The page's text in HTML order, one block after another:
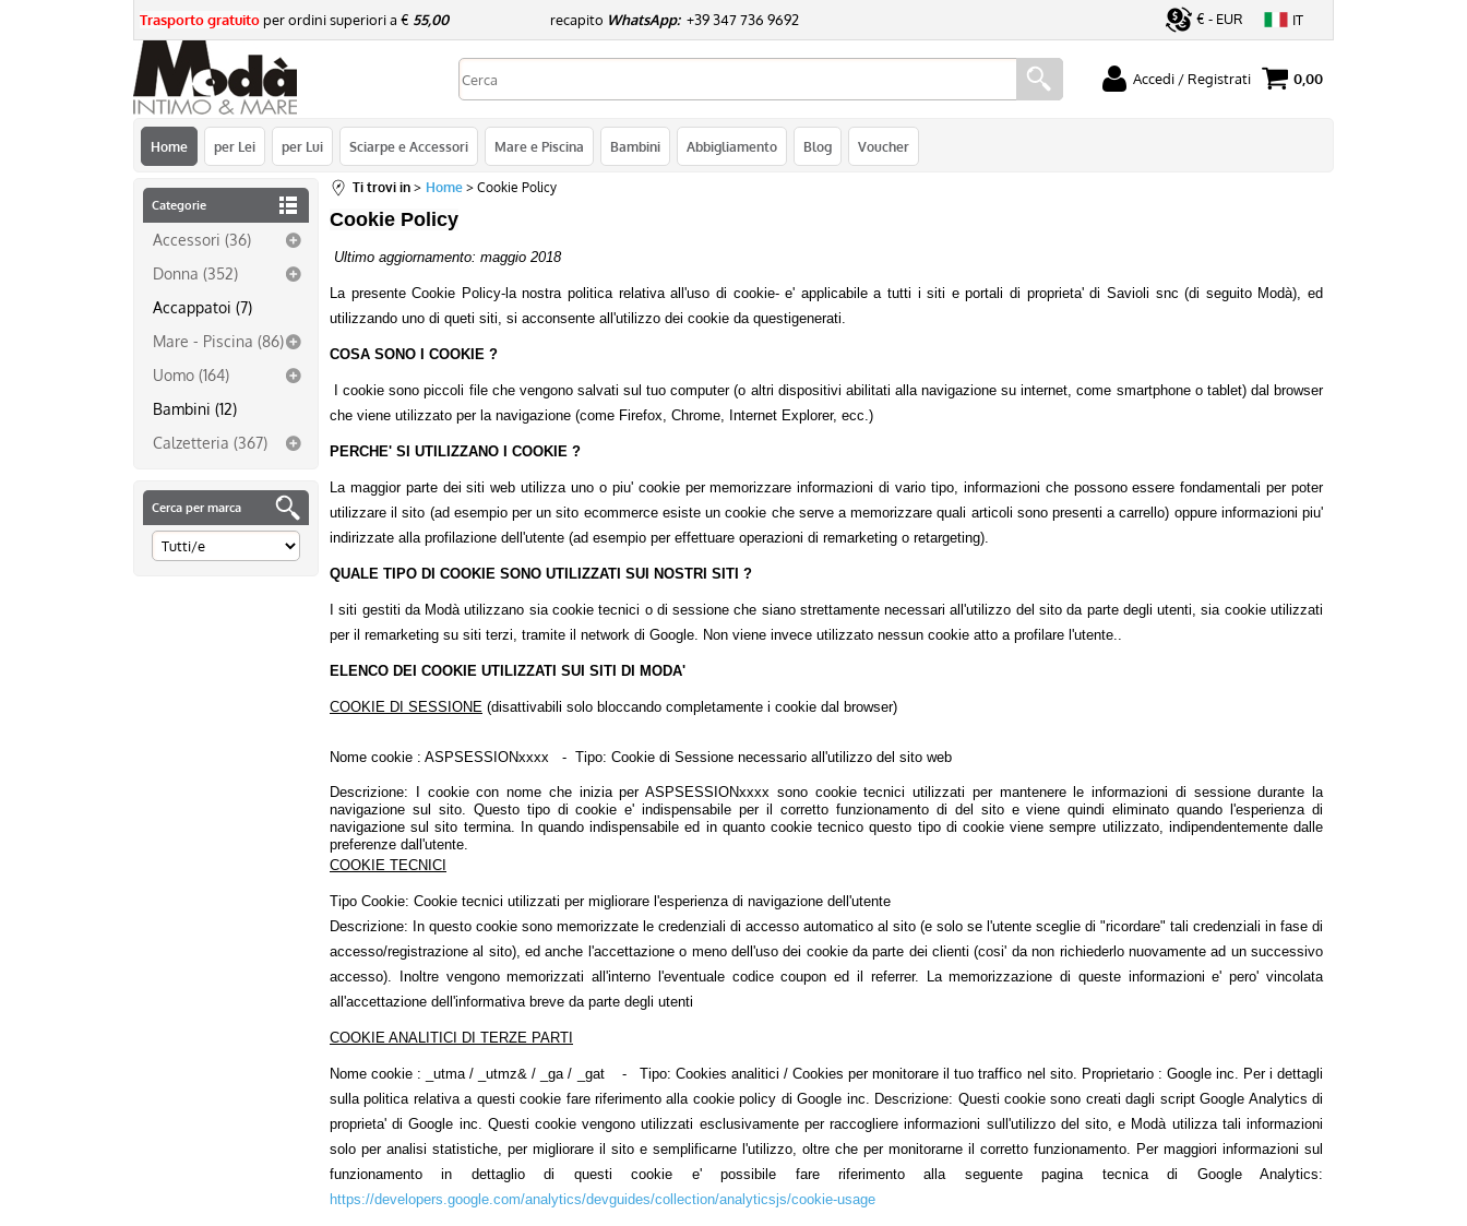
Trasporto gratuito per ordini superiori a € 55,00recapito WhatsApp:+39 347 736 9692 € - EUR IT
Accedi / Registrati
Sono già registrato
Per completare l'ordine inserisci il
Password:
Hai perso la password?
0,00
Home per Lei per Lui Sciarpe e Accessori Mare e Piscina Bambini Abbigliamento Blog Voucher
Categorie
Accessori (36)
Donna (352)
Accappatoi (7)
Mare - Piscina (86)
Uomo (164)
Bambini (12)
Calzetteria (367)
Cerca per marca
Ti trovi in Home Cookie Policy
Cookie Policy
Ultimo aggiornamento: maggio 2018
La presente Cookie Policy-la nostra politica relativa all'uso di cookie- e' applicabile a tutti i siti e portali di proprieta' di Savioli snc (di seguito Modà), ed
utilizzando uno di queti siti, si acconsente all'utilizzo dei cookie da questigenerati.
COSA SONO I COOKIE ?
I cookie sono piccoli file che vengono salvati sul tuo computer (o altri dispositivi abilitati alla navigazione su internet, come smartphone o tablet) dal browser
che viene utilizzato per la navigazione (come Firefox, Chrome, Internet Explorer, ecc.)
PERCHE' SI UTILIZZANO I COOKIE ?
La maggior parte dei siti web utilizza uno o piu' cookie per memorizzare informazioni di vario tipo, informazioni che possono essere fondamentali per poter
utilizzare il sito (ad esempio per un sito ecommerce esiste un cookie che serve a memorizzare quali articoli sono presenti a carrello) oppure informazioni piu'
indirizzate alla profilazione dell'utente (ad esempio per effettuare operazioni di remarketing o retargeting).
QUALE TIPO DI COOKIE SONO UTILIZZATI SUI NOSTRI SITI ?
I siti gestiti da Modà utilizzano sia cookie tecnici o di sessione che siano strettamente necessari all'utilizzo del sito da parte degli utenti, sia cookie utilizzati
per il remarketing su siti terzi, tramite il network di Google. Non viene invece utilizzato nessun cookie atto a profilare l'utente..
ELENCO DEI COOKIE UTILIZZATI SUI SITI DI MODA'
COOKIE DI SESSIONE (disattivabili solo bloccando completamente i cookie dal browser)
Nome cookie : ASPSESSIONxxxx - Tipo: Cookie di Sessione necessario all'utilizzo del sito web
Descrizione: I cookie con nome che inizia per ASPSESSIONxxxx sono cookie tecnici utilizzati per mantenere le informazioni di sessione durante la
navigazione sul sito. Questo tipo di cookie e' indispensabile per il corretto funzionamento di del sito e viene quindi eliminato quando l'esperienza di
navigazione sul sito termina. In quando indispensabile ed in quanto cookie tecnico questo tipo di cookie viene sempre utilizzato, indipendentemente dalle
preferenze dall'utente.
COOKIE TECNICI
Tipo Cookie: Cookie tecnici utilizzati per migliorare l'esperienza di navigazione dell'utente
Descrizione: In questo cookie sono memorizzate le credenziali di accesso automatico al sito (e solo se l'utente sceglie di "ricordare" tali credenziali in fase di
accesso/registrazione al sito), ed anche l'accettazione o meno dell'uso dei cookie da parte dei clienti (cosi' da non richiederlo nuovamente ad un successivo
accesso). Inoltre vengono memorizzati all'interno l'eventuale codice coupon ed il referrer. La memorizzazione di queste informazioni e' pero' vincolata
all'accettazione dell'informativa breve da parte degli utenti
COOKIE ANALITICI DI TERZE PARTI
Nome cookie : _utma / _utmz& / _ga / _gat - Tipo: Cookies analitici / Cookies per monitorare il tuo traffico nel sito. Proprietario : Google inc. Per i dettagli
sulla politica relativa a questi cookie fare riferimento alla cookie policy di Google inc. Descrizione: Questi cookie sono creati dagli script Google Analytics di
proprieta' di Google inc. Questi cookie vengono utilizzati esclusivamente per raccogliere informazioni sull'utilizzo del sito, e Modà utilizza tali informazioni
solo per analisi statistiche, per migliorare il sito e semplificarne l'utilizzo, oltre che per monitorarne il corretto funzionamento. Per maggiori informazioni sul
funzionamento in dettaglio di questi cookie e' possibile fare riferimento alla seguente pagina tecnica di Google Analytics:
https://developers.google.com/analytics/devguides/collection/analyticsjs/cookie-usage